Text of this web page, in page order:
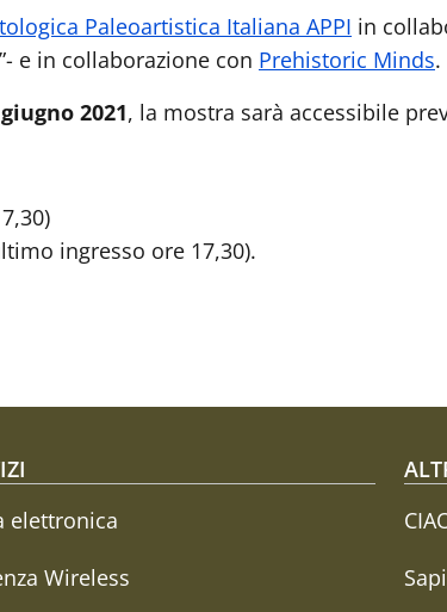
Paleoartistica Italiana APPI in
e in collaborazione con Prehistoric Minds.
2021, la mostra sarà accessibile
ingresso ore 17,30).
elettronica
Wireless